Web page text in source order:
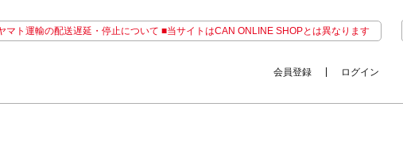
マト運輸の配送遅延・停止について ■当サイトはCAN ONLINE SHOPとは異なります
会員登録 ログイン